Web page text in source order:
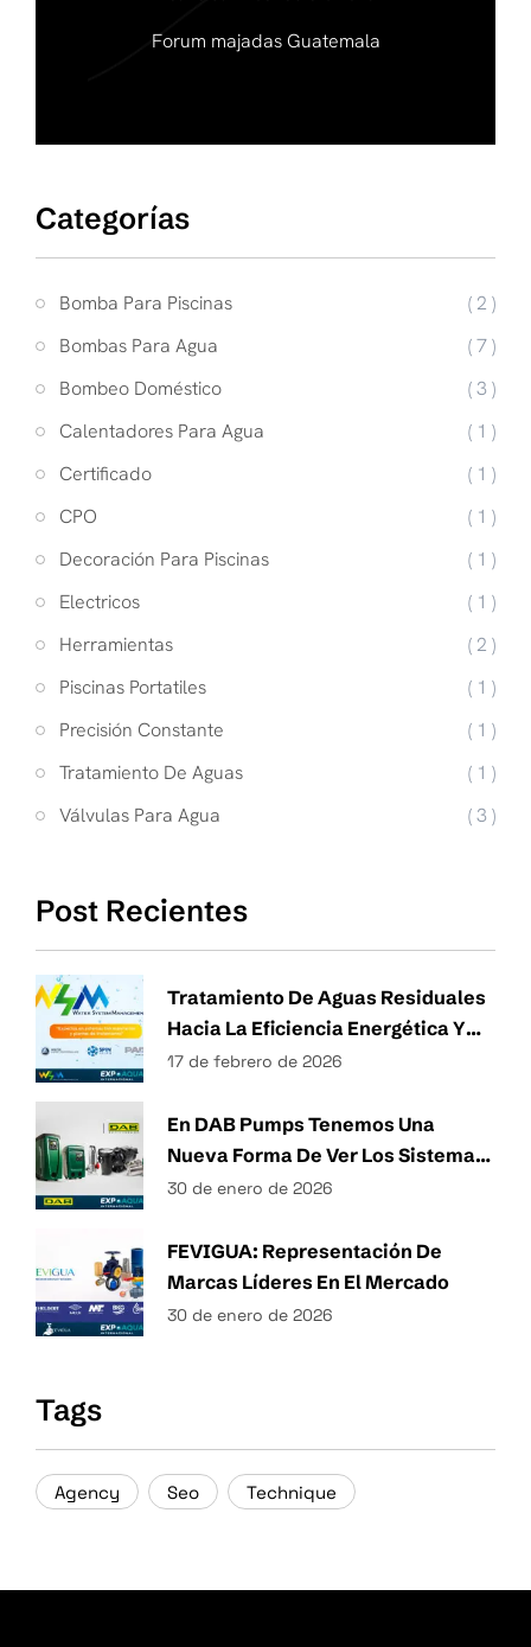
Forum majadas Guatemala
Categorías
Bomba Para Piscinas
( 2 )
Bombas Para Agua
( 7 )
Bombeo Doméstico
( 3 )
Calentadores Para Agua
( 1 )
Certificado
( 1 )
CPO
( 1 )
Decoración Para Piscinas
( 1 )
Electricos
( 1 )
Herramientas
( 2 )
Piscinas Portatiles
( 1 )
Precisión Constante
( 1 )
Tratamiento De Aguas
( 1 )
Válvulas Para Agua
( 3 )
Post Recientes
Tratamiento De Aguas Residuales
Hacia La Eficiencia Energética Y
Técnicas Sostenibles De Gestión
17 de febrero de 2026
En DAB Pumps Tenemos Una
Nueva Forma De Ver Los Sistemas
Hidráulicos.
30 de enero de 2026
FEVIGUA: Representación De
Marcas Líderes En El Mercado
30 de enero de 2026
Tags
Agency Seo Technique